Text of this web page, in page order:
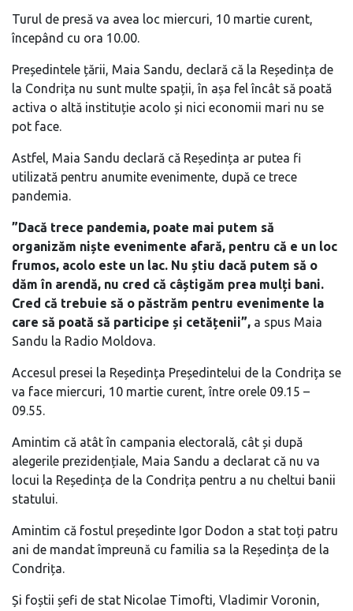
Turul de presă va avea loc miercuri, 10 martie curent,
începând cu ora 10.00.
Președintele țării, Maia Sandu, declară că la Reședința de
la Condrița nu sunt multe spații, în așa fel încât să poată
activa o altă instituție acolo și nici economii mari nu se
pot face.
Astfel, Maia Sandu declară că Reședința ar putea fi
utilizată pentru anumite evenimente, după ce trece
pandemia.
”Dacă trece pandemia, poate mai putem să
organizăm niște evenimente afară, pentru că e un loc
frumos, acolo este un lac. Nu știu dacă putem să o
dăm în arendă, nu cred că câștigăm prea mulți bani.
Cred că trebuie să o păstrăm pentru evenimente la
care să poată să participe și cetățenii”, a spus Maia
Sandu la Radio Moldova.
Accesul presei la Reședința Președintelui de la Condrița se
va face miercuri, 10 martie curent, între orele 09.15 –
09.55.
Amintim că atât în campania electorală, cât și după
alegerile prezidențiale, Maia Sandu a declarat că nu va
locui la Reședința de la Condrița pentru a nu cheltui banii
statului.
Amintim că fostul președinte Igor Dodon a stat toți patru
ani de mandat împreună cu familia sa la Reședința de la
Condrița.
Și foștii șefi de stat Nicolae Timofti, Vladimir Voronin,